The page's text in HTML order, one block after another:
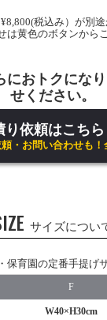
税込み）が別
は黄色のボタンから
におトクにな
せください。
り依頼はこちら
頼・お問い合わせも！
サイズについ
保育園の定番手提げ
F
W40×H30cm